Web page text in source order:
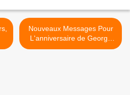
Nouveaux Messages Pour
L'anniversaire de George
Michael !! >